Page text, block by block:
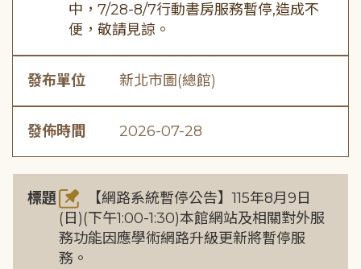
中，7/28-8/7行動書房服務暫停,造成不
便，敬請見諒。
發布單位 新北市圖(總館)
發佈時間 2026-07-28
標題
【網路系統暫停公告】115年8月9日
(日)(下午1:00-1:30)本館網站及相關對外服
務功能因應學術網路升級更新將暫停服
務。